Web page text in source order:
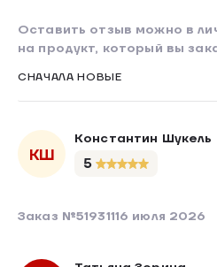
СНАЧАЛА НОВЫЕ
КШ
Константин Шукель
5
Заказ №51931116 июля 2026
Оставить отзыв можно в
на продукт, который вы